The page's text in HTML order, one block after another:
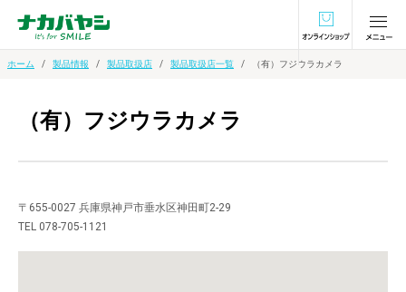
オンラインショ
ホーム 製品情報 製品取扱店 製品取扱店一覧 （有）フジウラカメラ
（有）フジウラカメラ
〒655-0027 兵庫県神戸市垂水区神田町2-29
TEL 078-705-1121